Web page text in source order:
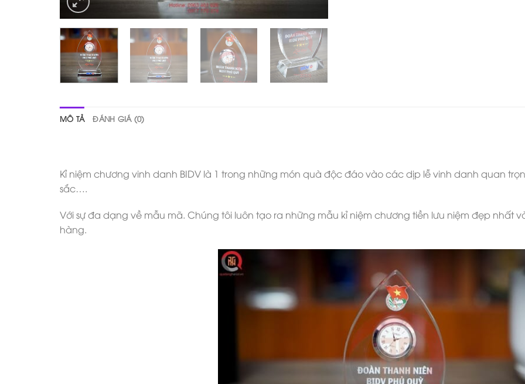
MÔ TẢ ĐÁNH GIÁ (0)
Kỉ niệm chương vinh danh BIDV là 1 trong những món quà độc đáo vào các dịp lễ vinh danh quan
sắc….
Với sự đa dạng về mẫu mã. Chúng tôi luôn tạo ra những mẫu kỉ niệm chương tiền lưu niệm đẹp nhất
hàng.